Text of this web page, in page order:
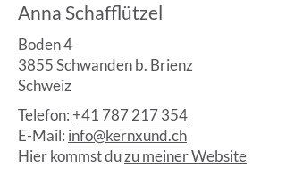
Anna Schafflützel
Boden 4
3855 Schwanden b. Brienz
Schweiz
Telefon:+41 787 217 354
E-Mail: info@kernxund.ch
Hier kommst duzu meiner Website